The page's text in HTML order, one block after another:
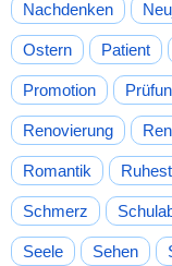
Nachdenken
Ostern Patient
Promotion
Renovierung
Romantik
Schmerz
Seele Sehen